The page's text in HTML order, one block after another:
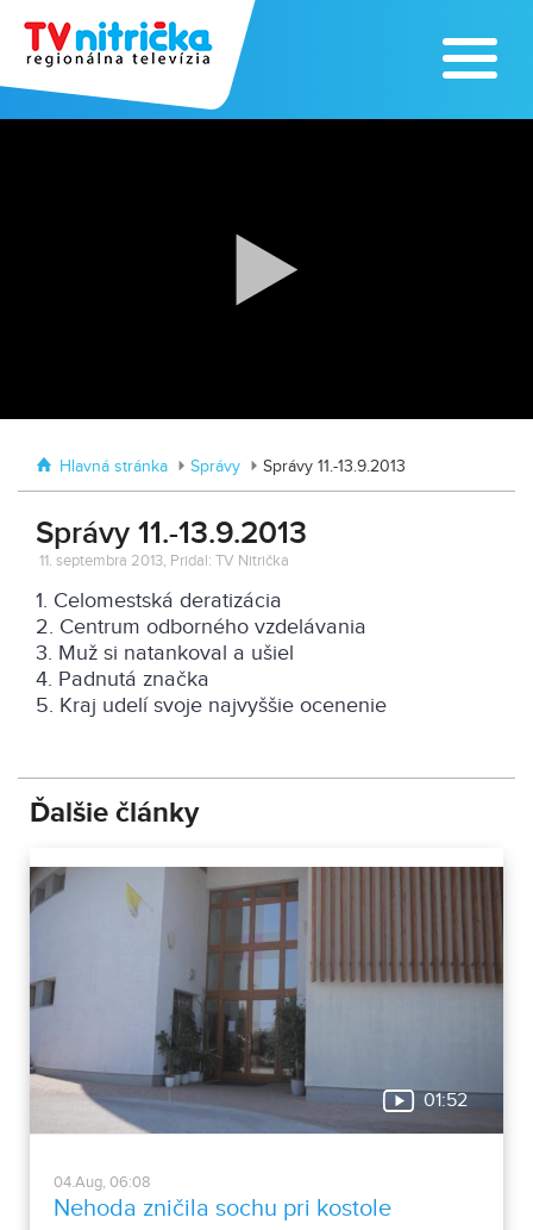
Tvrdošovciach
Hlavná stránka Správy Správy 11.-13.9.2013
Správy 11.-13.9.2013
11. septembra 2013, Pridal: TV Nitrička
1. Celomestská deratizácia
2. Centrum odborného vzdelávania
3. Muž si natankoval a ušiel
4. Padnutá značka
5. Kraj udelí svoje najvyššie ocenenie
Ďalšie články
01:52
04.Aug, 06:08
Nehoda zničila sochu pri kostole